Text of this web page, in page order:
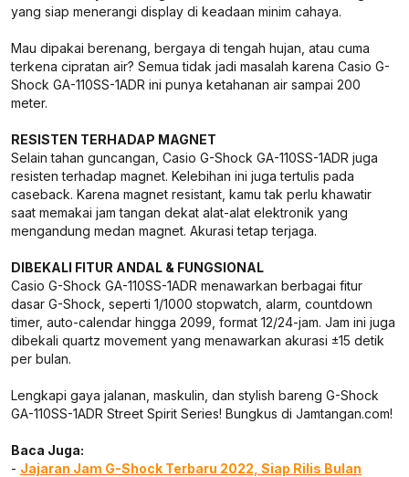
yang siap menerangi display di keadaan minim cahaya.
Mau dipakai berenang, bergaya di tengah hujan, atau cuma
terkena cipratan air? Semua tidak jadi masalah karena Casio G-
Shock GA-110SS-1ADR ini punya ketahanan air sampai 200
meter.
RESISTEN TERHADAP MAGNET
Selain tahan guncangan, Casio G-Shock GA-110SS-1ADR juga
resisten terhadap magnet. Kelebihan ini juga tertulis pada
caseback. Karena magnet resistant, kamu tak perlu khawatir
saat memakai jam tangan dekat alat-alat elektronik yang
mengandung medan magnet. Akurasi tetap terjaga.
DIBEKALI FITUR ANDAL & FUNGSIONAL
Casio G-Shock GA-110SS-1ADR menawarkan berbagai fitur
dasar G-Shock, seperti 1/1000 stopwatch, alarm, countdown
timer, auto-calendar hingga 2099, format 12/24-jam. Jam ini juga
dibekali quartz movement yang menawarkan akurasi ±15 detik
per bulan.
Lengkapi gaya jalanan, maskulin, dan stylish bareng G-Shock
GA-110SS-1ADR Street Spirit Series! Bungkus di Jamtangan.com!
Baca Juga:
- Jajaran Jam G-Shock Terbaru 2022, Siap Rilis Bulan